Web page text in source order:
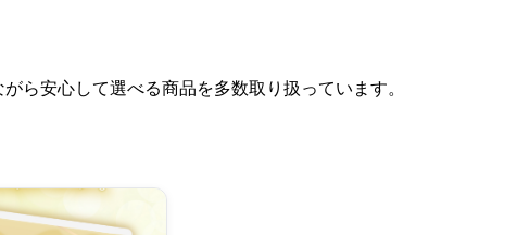
ら安心して選べる商品を多数取り扱っています。